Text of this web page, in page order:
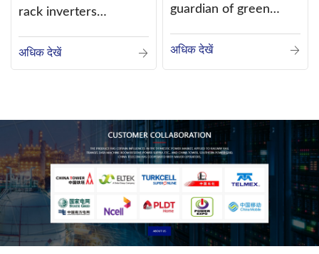
rack inverters
such as the use of
three-CPU control
अधिक देखें
guardian of green
अधिक देखें